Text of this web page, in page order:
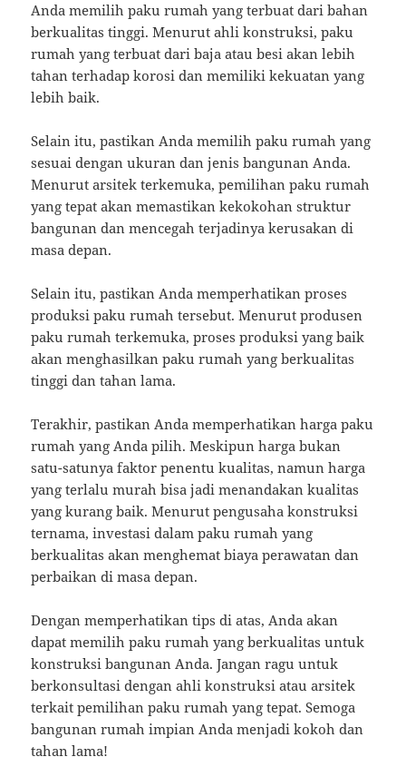
Anda memilih paku rumah yang terbuat dari bahan
berkualitas tinggi. Menurut ahli konstruksi, paku
rumah yang terbuat dari baja atau besi akan lebih
tahan terhadap korosi dan memiliki kekuatan yang
lebih baik.
Selain itu, pastikan Anda memilih paku rumah yang
sesuai dengan ukuran dan jenis bangunan Anda.
Menurut arsitek terkemuka, pemilihan paku rumah
yang tepat akan memastikan kekokohan struktur
bangunan dan mencegah terjadinya kerusakan di
masa depan.
Selain itu, pastikan Anda memperhatikan proses
produksi paku rumah tersebut. Menurut produsen
paku rumah terkemuka, proses produksi yang baik
akan menghasilkan paku rumah yang berkualitas
tinggi dan tahan lama.
Terakhir, pastikan Anda memperhatikan harga paku
rumah yang Anda pilih. Meskipun harga bukan
satu-satunya faktor penentu kualitas, namun harga
yang terlalu murah bisa jadi menandakan kualitas
yang kurang baik. Menurut pengusaha konstruksi
ternama, investasi dalam paku rumah yang
berkualitas akan menghemat biaya perawatan dan
perbaikan di masa depan.
Dengan memperhatikan tips di atas, Anda akan
dapat memilih paku rumah yang berkualitas untuk
konstruksi bangunan Anda. Jangan ragu untuk
berkonsultasi dengan ahli konstruksi atau arsitek
terkait pemilihan paku rumah yang tepat. Semoga
bangunan rumah impian Anda menjadi kokoh dan
tahan lama!